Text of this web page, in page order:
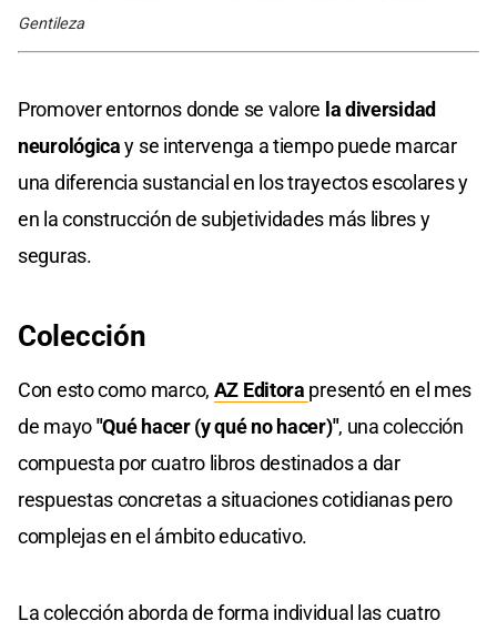
Gentileza
Promover entornos donde se valore la diversidad
neurológicay se intervenga a tiempo puede marcar
una diferencia sustancial en los trayectos escolares y
en la construcción de subjetividades más libres y
seguras.
Colección
Con esto como marco, AZ Editora presentó en el mes
de mayo"Qué hacer (y qué no hacer)", una colección
compuesta por cuatro libros destinados a dar
respuestas concretas a situaciones cotidianas pero
complejas en el ámbito educativo.
La colección aborda de forma individual las cuatro